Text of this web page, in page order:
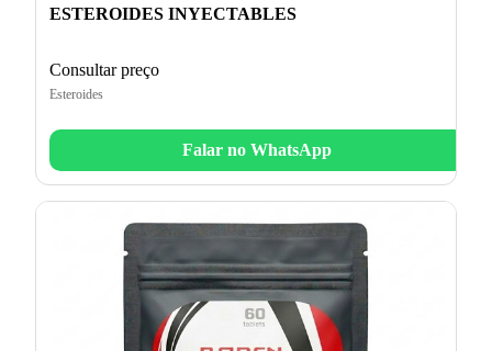
ESTEROIDES INYECTABLES
Consultar preço
Esteroides
Falar no WhatsApp